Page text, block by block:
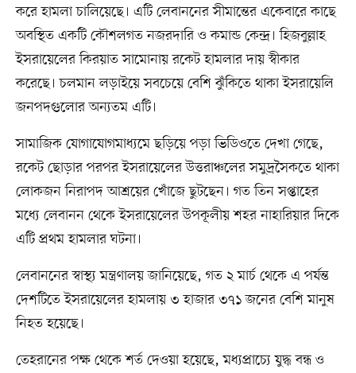
করে হামলা চালিয়েছে। এটি লেবাননের সীমান্তের একেবারে কাছে
অবস্থিত একটি কৌশলগত নজরদারি ও কমান্ড কেন্দ্র। হিজবুল্লাহ
ইসরায়েলের কিরয়াত সামোনায় রকেট হামলার দায় স্বীকার
করেছে। চলমান লড়াইয়ে সবচেয়ে বেশি ঝুঁকিতে থাকা ইসরায়েলি
জনপদগুলোর অন্যতম এটি।
সামাজিক যোগাযোগমাধ্যমে ছড়িয়ে পড়া ভিডিওতে দেখা গেছে,
রকেট ছোড়ার পরপর ইসরায়েলের উত্তরাঞ্চলের সমুদ্রসৈকতে থাকা
লোকজন নিরাপদ আশ্রয়ের খোঁজে ছুটছেন। গত তিন সপ্তাহের
মধ্যে লেবানন থেকে ইসরায়েলের উপকূলীয় শহর নাহারিয়ার দিকে
এটি প্রথম হামলার ঘটনা।
লেবাননের স্বাস্থ্য মন্ত্রণালয় জানিয়েছে, গত ২ মার্চ থেকে এ পর্যন্ত
দেশটিতে ইসরায়েলের হামলায় ৩ হাজার ৩৭১ জনের বেশি মানুষ
নিহত হয়েছে।
তেহরানের পক্ষ থেকে শর্ত দেওয়া হয়েছে, মধ্যপ্রাচ্যে যুদ্ধ বন্ধ ও